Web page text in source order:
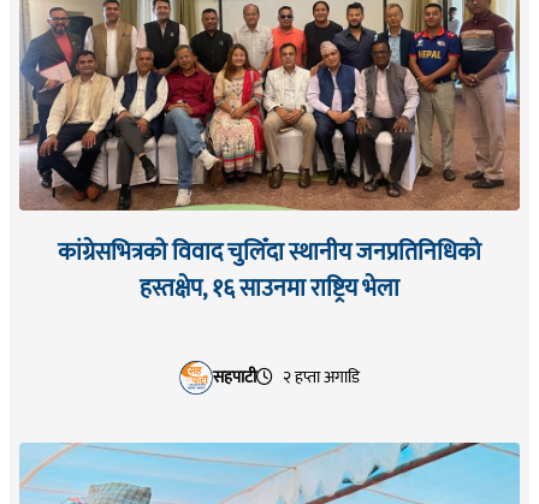
कांग्रेसभित्रको विवाद चुलिँदा स्थानीय जनप्रतिनिधिको
हस्तक्षेप, १६ साउनमा राष्ट्रिय भेला
सहपाटी २ हप्ता अगाडि